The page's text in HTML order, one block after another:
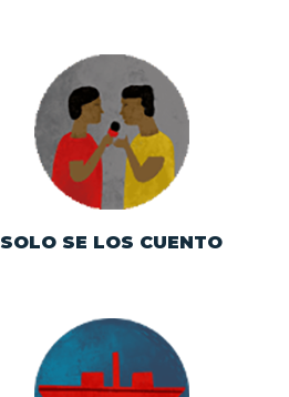
Historia de la SICT
desde la mirada y la
voz de sus
trabajadores
SOLO SE LOS CUENTO
El transporte marítimo